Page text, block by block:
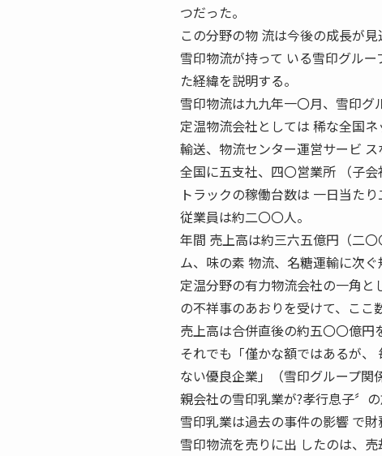
つだった。
この分野の物 流は今後の成長が見
雪印物流が持って いる雪印グル
た経緯を説明する。
雪印物流は九九年一〇月、雪印グ
定温物流会社としては 稀な全国
輸送、物流センター運営サービ ス
全国に五支社、四〇営業所 （子会
トラックの稼働台数は 一日当たり
従業員は約二〇〇人。
年間 売上高は約三六五億円（二
ム、味の素 物流、名糖運輸に次ぐ
定温分野の有力物流会社の一角
の不祥事のあおりを受けて、ここ
売上高は合併直後の約五〇〇億円
それでも「僅かな額ではあるが
ない優良企業」（雪印グループ関
親会社の雪印乳業が?孝行息子〞
雪印乳業は過去の事件の影響 で財
雪印物流を売りに出 したのは、